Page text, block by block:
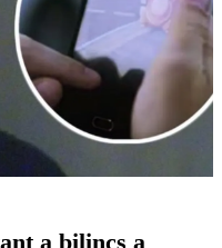
a bilincs a